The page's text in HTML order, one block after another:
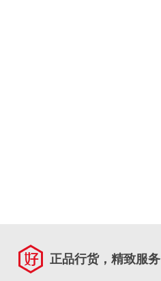
正品行货，精致服务